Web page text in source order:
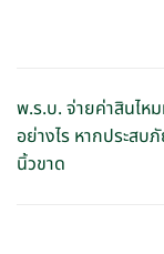
พ.ร.บ. จ่ายค่าสินไห
อย่างไร หากประสบ
นิ้วขาด